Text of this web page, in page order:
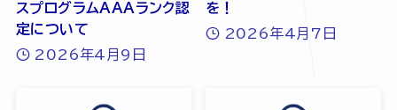
スプログラムAAAランク認
定について
2026年4月9日
を！
2026年4月7日